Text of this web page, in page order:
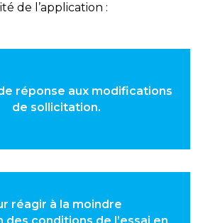
de l’application :
réponse aux modifications
de sollicitation.
réagir à la moindre